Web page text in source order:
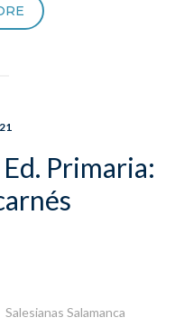
Primaria:
Salesianas Salamanca